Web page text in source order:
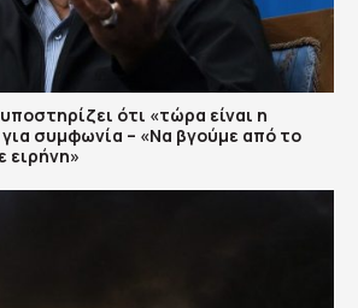
ότι «τώρα είναι η
συμφωνία – «Να βγούμε από το
ειρήνη»